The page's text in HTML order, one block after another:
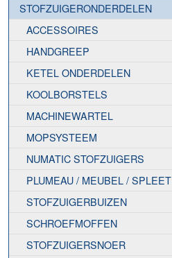
STOFZUIGERONDERDELEN
ACCESSOIRES
HANDGREEP
KETEL ONDERDELEN
KOOLBORSTELS
MACHINEWARTEL
MOPSYSTEEM
NUMATIC STOFZUIGERS
PLUMEAU / MEUBEL / SPLEET
STOFZUIGERBUIZEN
SCHROEFMOFFEN
STOFZUIGERSNOER